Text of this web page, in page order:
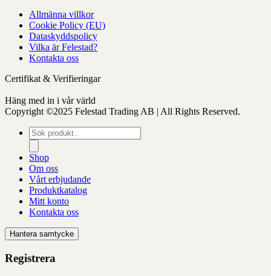
produktensAllmänna villkor
Cookie Policy (EU)
Dataskyddspolicy
Vilka är Felestad?
Kontakta oss
Certifikat & Verifieringar
Häng med in i vår värld
Copyright ©2025 Felestad Trading AB | All Rights Reserved.
Produktsökning
Shop
Om oss
Vårt erbjudande
Produktkatalog
Mitt konto
Kontakta oss
Hantera samtycke
Registrera